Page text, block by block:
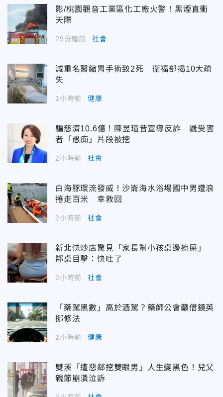
影/桃園觀音工業區化工廠火警！黑煙直衝
天際
29分鐘前 社會
減重名醫縮胃手術致2死 衛福部揭10大疏
失
1小時前 健康
騙慈濟10.6億！陳昱瑄昔宣導反詐 譏受害
者「愚痴」片段被挖
2小時前 社會
白海豚環流發威！沙崙海水浴場國中男遭浪
捲走百米 幸救回
2小時前 社會
新北快炒店驚見「家長幫小孩桌邊擦屎」
鄰桌目擊：快吐了
2小時前 社會
「藥駕黑數」高於酒駕？藥師公會籲借鏡英
挪修法
2小時前 健康
雙溪「遭惡鄰挖雙眼男」人生變黑色！兒父
親節崩潰泣訴